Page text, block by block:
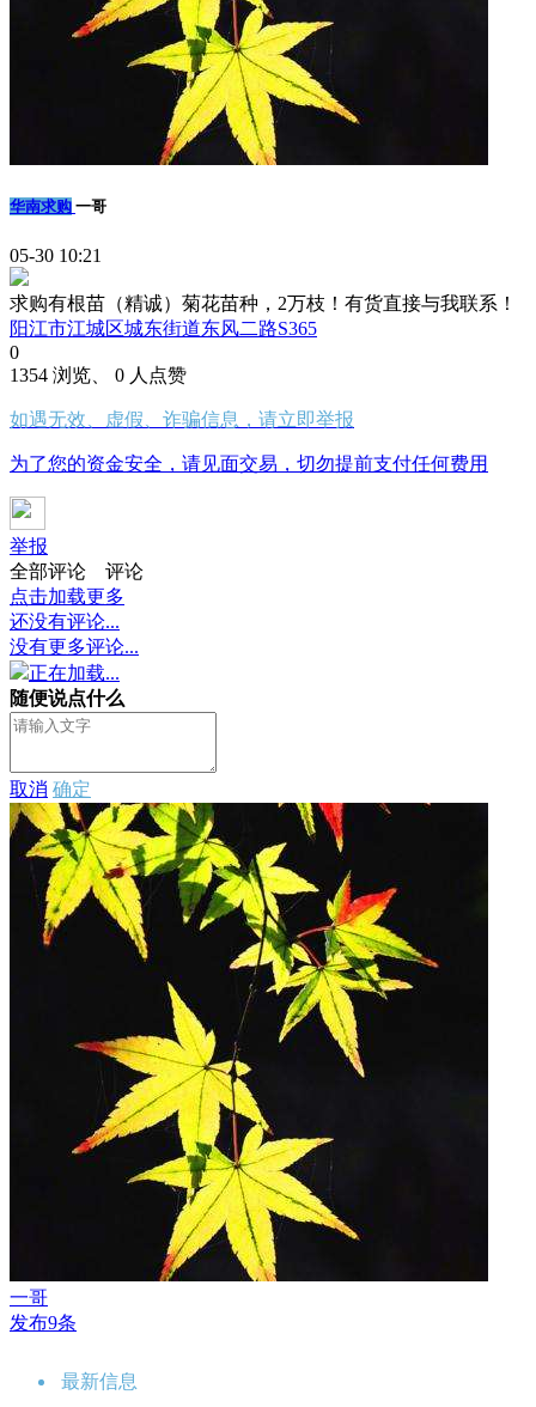
华南求购 一哥
05-30 10:21
求购有根苗（精诚）菊花苗种，2万枝！有货直接与我联系！
阳江市江城区城东街道东风二路S365
0
1354 浏览、 0 人点赞
如遇无效、虚假、诈骗信息，请立即举报
为了您的资金安全，请见面交易，切勿提前支付任何费用
举报
全部评论
评论
点击加载更多
还没有评论...
没有更多评论...
正在加载...
随便说点什么
取消 确定
一哥
发布9条
最新信息